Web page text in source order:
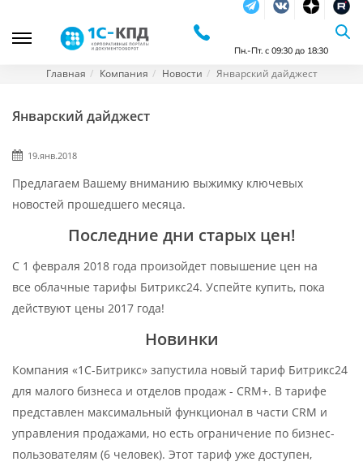
Пн.-Пт. с 09:30 до 18:30
Главная Компания Новости Январский дайджест
Январский дайджест
19.янв.2018
Предлагаем Вашему вниманию выжимку ключевых
новостей прошедшего месяца.
Последние дни старых цен!
С 1 февраля 2018 года произойдет повышение цен на
все облачные тарифы Битрикс24. Успейте купить, пока
действуют цены 2017 года!
Новинки
Компания «1С-Битрикс» запустила новый тариф Битрикс24
для малого бизнеса и отделов продаж - CRM+. В тарифе
представлен максимальный функционал в части CRM и
управления продажами, но есть ограничение по бизнес-
пользователям (6 человек). Этот тариф уже доступен,